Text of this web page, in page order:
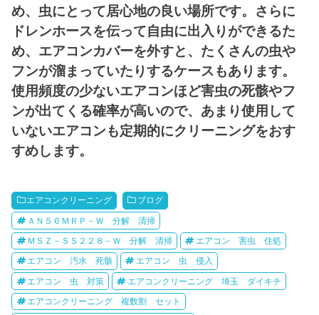
め、虫にとって居心地の良い場所です。さらに
ドレンホースを伝って自由に出入りができるた
め、エアコンカバーを外すと、たくさんの虫や
フンが溜まっていたりするケースもあります。
使用頻度の少ないエアコンほど害虫の死骸やフ
ンが出てくる確率が高いので、あまり使用して
いないエアコンも定期的にクリーニングをおす
すめします。
エアコンクリーニング ブログ
ＡＮ５６ＭＲＰ－Ｗ 分解 清掃
ＭＳＺ－ＳＳ２２８－Ｗ 分解 清掃 エアコン 害虫 住処
エアコン 汚水 死骸 エアコン 虫 侵入
エアコン 虫 対策 エアコンクリーニング 埼玉 ダイキチ
エアコンクリーニング 複数割 セット